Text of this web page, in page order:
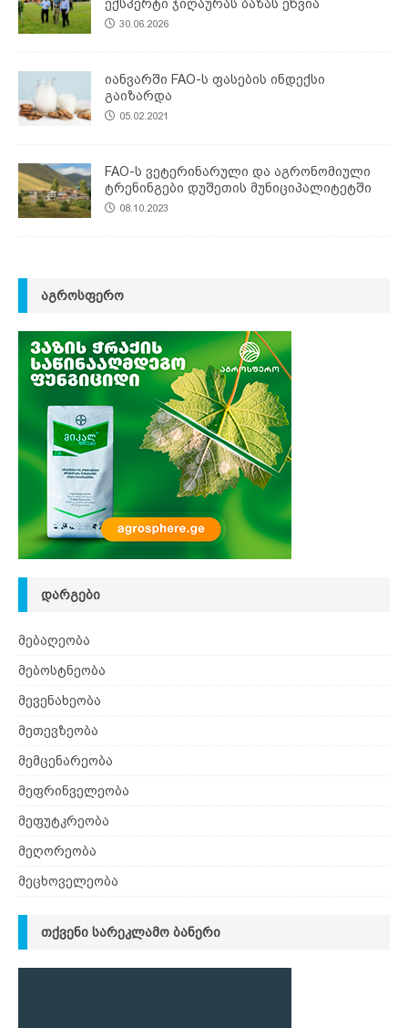
ექსპერტი ჯიღაურას ბაზას ეწვია
30.06.2026
იანვარში FAO-ს ფასების ინდექსი
გაიზარდა
05.02.2021
FAO-ს ვეტერინარული და აგრონომიული
ტრენინგები დუშეთის მუნიციპალიტეტში
08.10.2023
ᲐᲒᲠᲝᲡᲤᲔᲠᲝ
ᲓᲐᲠᲒᲔᲑᲘ
მებაღეობა
მებოსტნეობა
მევენახეობა
მეთევზეობა
მემცენარეობა
მეფრინველეობა
მეფუტკრეობა
მეღორეობა
მეცხოველეობა
ᲗᲥᲕᲔᲜᲘ ᲡᲐᲠᲔᲙᲚᲐᲛᲝ ᲑᲐᲜᲔᲠᲘ